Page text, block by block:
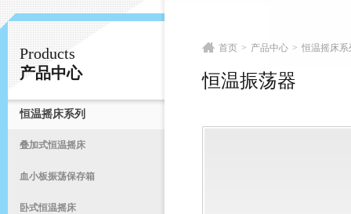
常州易晨仪器制造有限公司
Products
产品中心
恒温摇床系列
叠加式恒温摇床
血小板振荡保存箱
卧式恒温摇床
首页 > 产品中心 > 恒温摇床系
恒温振荡器